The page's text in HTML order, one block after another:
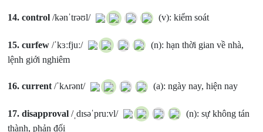
14.control /kənˈtrəʊl/ (v): kiểm soát
15.curfew /ˈkɜːfjuː/
(n): hạn thời gian về nhà,
lệnh giới nghiêm
16.current /ˈkʌrənt/ (a): ngày nay, hiện nay
17.disapproval /ˌdɪsəˈpruːvl/
(n): sự không tán
thành, phản đối